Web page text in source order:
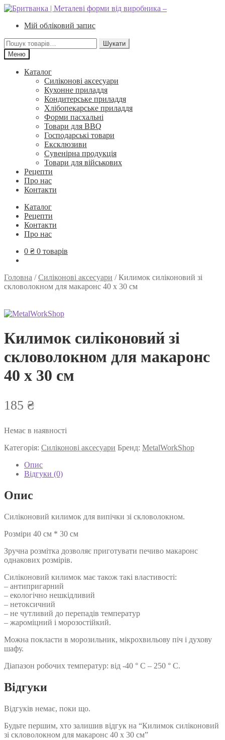
Перейти
навігації
Перейти
вмістуМій обліковий запис
Шукати:
Шукати
Меню
Каталог
Силіконові аксесуари
Кухонне приладдя
Кондитерське приладдя
Хлібопекарське приладдя
Форми пасхальні
Товари для BBQ
Господарські товари
Ексклюзиви
Сувенірна продукція
Товари для військових
Рецепти
Про нас
Контакти
Каталог
Рецепти
Контакти
Про нас
0 ₴ 0 товарів
Головна /Силіконові аксесуари /Килимок силіконовий зі
скловолокном для макаронс 40 х 30 см
Килимок силіконовий зі
скловолокном для макаронс
40 х 30 см
185 ₴
Немає в наявності
Категорія: Силіконові аксесуари Бренд: MetalWorkShop
Опис
Відгуки (0)
Опис
Силіконовий килимок для випічки зі скловолокном.
Розміри 40 см * 30 см
Зручна розмітка дозволяє приготувати печиво макаронс
однакових розмірів.
Силіконовий килимок має також такі властивості:
– антипригарний
– екологічно нешкідливий
– нетоксичний
– не чутливий до перепадів температур
– жароміцний і морозостійкий.
Можна покласти в морозильник, мікрохвильову піч і духову
шафу.
Діапазон робочих температур: від -40 ° C – 250 ° C.
Відгуки
Відгуків немає, поки що.
Будьте першим, хто залишив відгук на “Килимок силіконовий
зі скловолокном для макаронс 40 х 30 см”